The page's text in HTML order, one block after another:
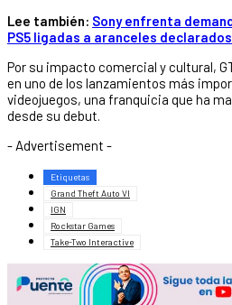
Lee también: Sony enfrenta
PS5 ligadas a aranceles
Por su impacto comercial y cultural,
en uno de los lanzamientos más
videojuegos, una franquicia que ha
desde su debut.
- Advertisement -
Etiquetas
Grand Theft Auto VI
IGN
Rockstar Games
Take-Two Interactive